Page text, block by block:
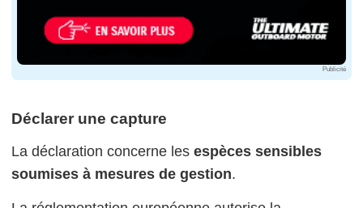
Publicité
Déclarer une capture
La déclaration concerne les espèces sensibles
soumises à mesures de gestion.